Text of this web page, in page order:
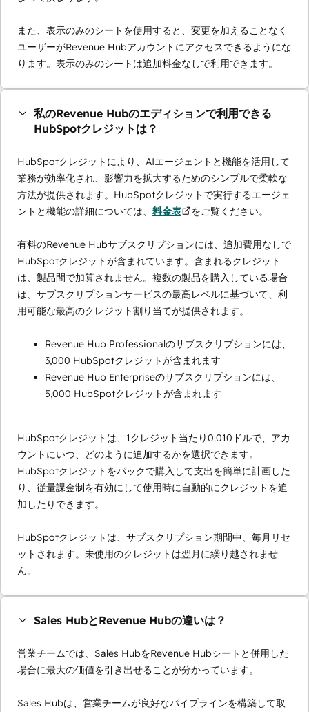
また、表示のみのシートを使用すると、変更を加えることなく
ユーザーがRevenue Hubアカウントにアクセスできるようにな
ります。表示のみのシートは追加料金なしで利用できます。
私のRevenue Hubのエディションで利用できる
HubSpotクレジットは？
HubSpotクレジットにより、AIエージェントと機能を活用して
業務が効率化され、影響力を拡大するためのシンプルで柔軟な
方法が提供されます。HubSpotクレジットで実行するエージェ
ントと機能の詳細については、 料金表 をご覧ください。
有料のRevenue Hubサブスクリプションには、追加費用なしで
HubSpotクレジットが含まれています。含まれるクレジット
は、製品間で加算されません。複数の製品を購入している場合
は、サブスクリプションサービスの最高レベルに基づいて、利
用可能な最高のクレジット割り当てが提供されます。
Revenue Hub Professionalのサブスクリプションには、
3,000 HubSpotクレジットが含まれます
Revenue Hub Enterpriseのサブスクリプションには、
5,000 HubSpotクレジットが含まれます
HubSpotクレジットは、1クレジット当たり0.010ドルで、アカ
ウントにいつ、どのように追加するかを選択できます。
HubSpotクレジットをパックで購入して支出を簡単に計画した
り、従量課金制を有効にして使用時に自動的にクレジットを追
加したりできます。
HubSpotクレジットは、サブスクリプション期間中、毎月リセ
ットされます。未使用のクレジットは翌月に繰り越されませ
ん。
Sales HubとRevenue Hubの違いは？
営業チームでは、Sales HubをRevenue Hubシートと併用した
場合に最大の価値を引き出せることが分かっています。
Sales Hubは、営業チームが良好なパイプラインを構築して取